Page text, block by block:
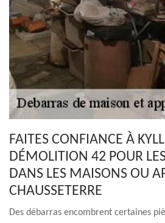
FAITES CONFIANCE À
DÉMOLITION 42 POUR
DANS LES MAISONS OU
CHAUSSETERRE
Des débarras encombrent certaines